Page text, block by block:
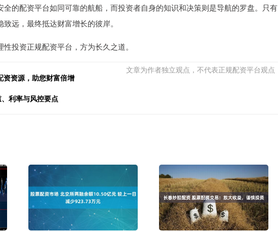
的配资平台如同可靠的航船，而投资者自身的知识和决策则是导航的罗盘。只有
远，最终抵达财富增长的彼岸。
投资正规配资平台，方为长久之道。
文章为作者独立观点，不代表正规配资平台观点
资资源，助您财富倍增
利率与风控要点